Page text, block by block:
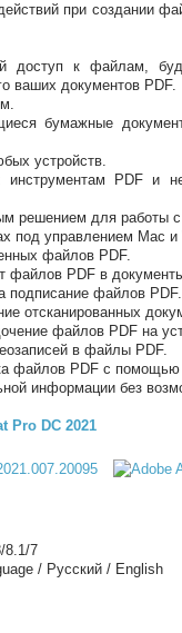
при создании
к файлам,
ваших документов PDF.
бумажные
устройств.
PDF и
решением для работы
под управлением Mac и
файлов PDF.
файлов PDF в
подписание файлов PDF.
отсканированных
файлов PDF на
в файлы PDF.
файлов PDF с помощью
информации без
Pro DC 2021
8.1/7
/ Русский / English